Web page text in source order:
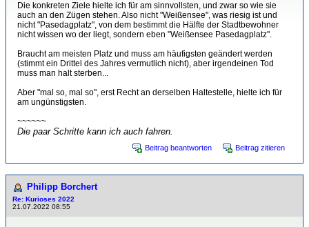
Die konkreten Ziele hielte ich für am sinnvollsten, und zwar so wie sie
auch an den Zügen stehen. Also nicht "Weißensee", was riesig ist und
nicht "Pasedagplatz", von dem bestimmt die Hälfte der Stadtbewohner
nicht wissen wo der liegt, sondern eben "Weißensee Pasedagplatz".
Braucht am meisten Platz und muss am häufigsten geändert werden
(stimmt ein Drittel des Jahres vermutlich nicht), aber irgendeinen Tod
muss man halt sterben...
Aber "mal so, mal so", erst Recht an derselben Haltestelle, hielte ich für
am ungünstigsten.
~~~~~~
Die paar Schritte kann ich auch fahren.
Beitrag beantworten Beitrag zitieren
Philipp Borchert
Re: Kurioses 2022
21.07.2022 08:55